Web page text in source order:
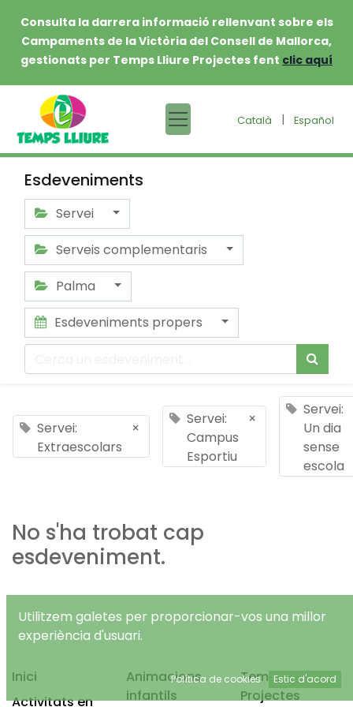
Consulta la darrera informació rellenvant sobre els
Campaments de la Victòria del Consell de Mallorca,
gestionats per Temps Lliure Projectes fent clic aquí
Català | Español
Esdeveniments
Servei
Serveis complementaris
Palma
Esdeveniments propers
Servei:
Extraescolars
×
Servei:
Campus
Esportiu
×
Servei:
Un dia
sense
escola
No s'ha trobat cap
esdeveniment.
Inici
Activitats en
Animacions
infantils
Temps Lliure
Projectes
Utilitzem galetes per proporcionar-vos una millor
experiència d'usuari.
Política de cookies Estic d'acord